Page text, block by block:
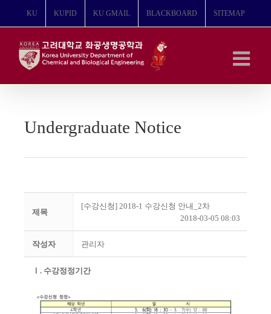
뛰
KU KUPID KU GMAIL BLACKBOARD SITEMAP
Undergraduate Notice
제목
[수강신청] 2018-1 수강신청 안내_2차
2018-03-05 08:03
작성자 관리자
Ⅰ. 수강정정기간